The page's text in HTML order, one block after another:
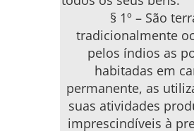
§ 1º – São
tradicionalmente
pelos índios as
habitadas em
permanente, as
suas atividades
imprescindíveis à